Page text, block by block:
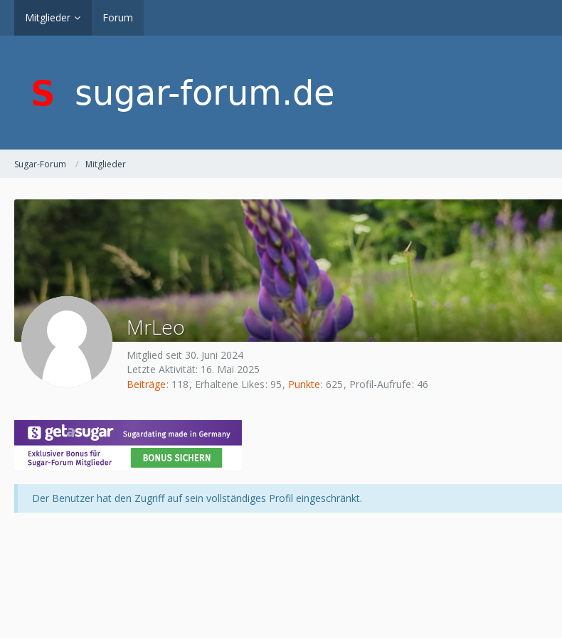
Mitglieder Forum
Sugar-Forum Mitglieder
MrLeo
Mitglied seit 30. Juni 2024
Letzte Aktivität: 16. Mai 2025
Beiträge 118 Erhaltene Likes 95 Punkte 625 Profil-Aufrufe 46
Der Benutzer hat den Zugriff auf sein vollständiges Profil eingeschränkt.